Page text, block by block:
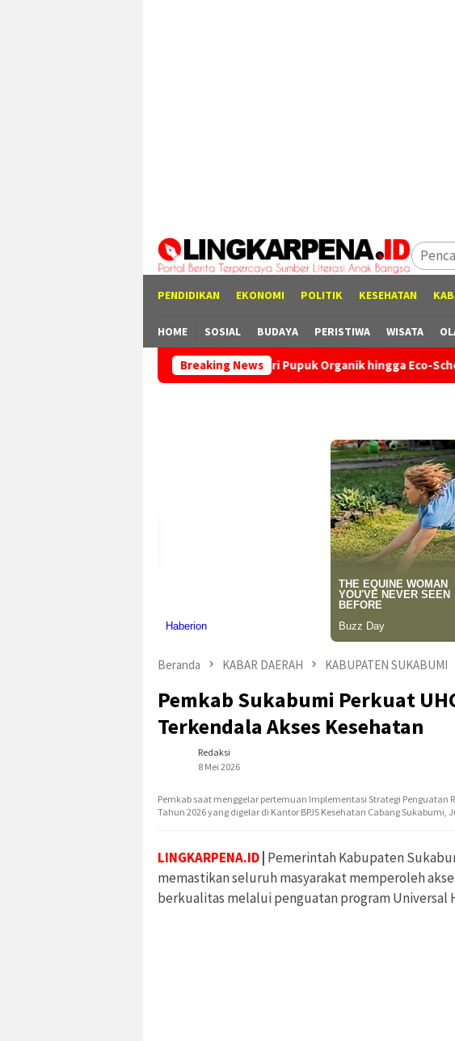
PENDIDIKAN EKONOMI POLITIK KESEHATAN
HOME SOSIAL BUDAYA PERISTIWA WISATA
Breaking News
di Desa Sindangraja Dari Pupuk Organik hingga Eco-School Mahasiswa
Beranda KABAR DAERAH KABUPATEN SUKABUMI
Pemkab Sukabumi Perkuat
Terkendala Akses Kesehatan
Redaksi
8 Mei 2026
Pemkab saat menggelar pertemuan Implementasi Strategi Penguatan
Tahun 2026 yang digelar di Kantor BPJS Kesehatan Cabang Sukabumi,
LINGKARPENA.ID Pemerintah Kabupaten
memastikan seluruh masyarakat memperoleh
berkualitas melalui penguatan program Universal